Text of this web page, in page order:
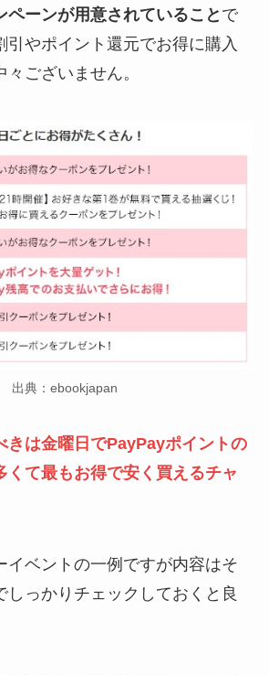
ペーンが用意されていること で
引やポイント還元でお得に購入
ございません。
出典：ebookjapan
きは金曜日でPayPayポイントの
くて最もお得で安く買えるチャ
イベントの一例ですが内容はそ
しっかりチェックしておくと良